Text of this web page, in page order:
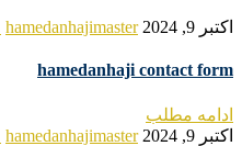
اکتبر 9, 2024 hamedanhajimaster
hamedanhaji contact form
ادامه مطلب
اکتبر 9, 2024
hamedanhajimaster